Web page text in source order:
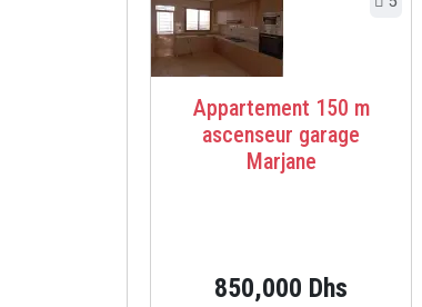
Appartement 150 m
ascenseur garage
Marjane
850,000 Dhs